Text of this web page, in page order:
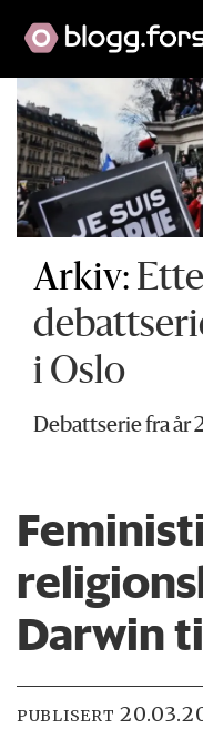
Arkiv:
i Oslo
Debattserie fra år
Darwin
PUBLISERT